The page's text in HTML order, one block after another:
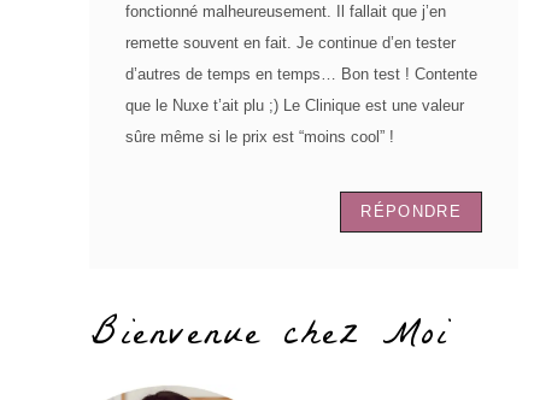
fonctionné malheureusement. Il fallait que j’en
remette souvent en fait. Je continue d’en tester
d’autres de temps en temps… Bon test ! Contente
que le Nuxe t’ait plu ;) Le Clinique est une valeur
sûre même si le prix est “moins cool” !
RÉPONDRE
Bienvenue chez Moi